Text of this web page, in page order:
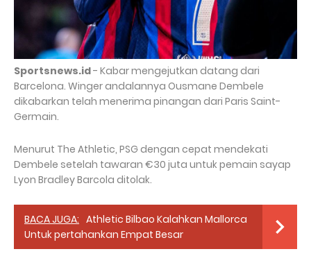
Sportsnews.id- Kabar mengejutkan datang dari
Barcelona. Winger andalannya Ousmane Dembele
dikabarkan telah menerima pinangan dari Paris Saint-
Germain.
Menurut The Athletic, PSG dengan cepat mendekati
Dembele setelah tawaran €30 juta untuk pemain sayap
Lyon Bradley Barcola ditolak.
BACA JUGA: Athletic Bilbao Kalahkan Mallorca
Untuk pertahankan Empat Besar